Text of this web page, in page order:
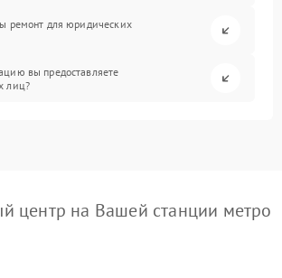
ремонт для юридических
вы предоставляете
лиц?
центр на Вашей станции метро